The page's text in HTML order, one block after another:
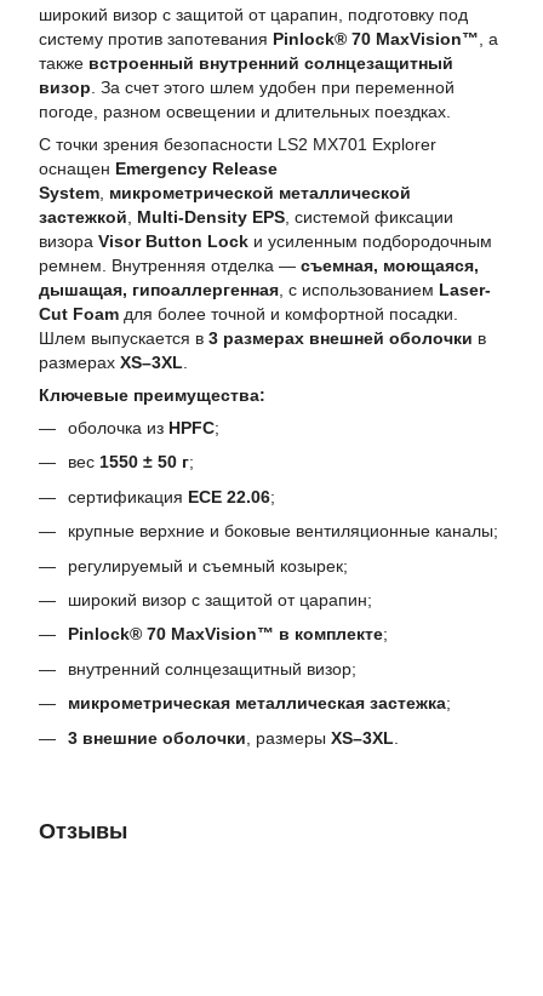
широкий визор с защитой от царапин, подготовку под
систему против запотевания Pinlock® 70 MaxVision™ , а
также встроенный внутренний солнцезащитный
визор . За счет этого шлем удобен при переменной
погоде, разном освещении и длительных поездках.
С точки зрения безопасности LS2 MX701 Explorer
оснащен Emergency Release
System микрометрической металлической
застежкой
Multi-Density EPS , системой фиксации
визора Visor Button Lock и усиленным подбородочным
ремнем. Внутренняя отделка — съемная, моющаяся,
дышащая, гипоаллергенная , с использованием Laser-
Cut Foam для более точной и комфортной посадки.
Шлем выпускается в 3 размерах внешней оболочки в
размерах XS–3XL
Ключевые преимущества:
оболочка из HPFC;
вес 1550 ± 50 г;
сертификация ECE 22.06;
крупные верхние и боковые вентиляционные каналы;
регулируемый и съемный козырек;
широкий визор с защитой от царапин;
Pinlock® 70 MaxVision™ в комплекте;
внутренний солнцезащитный визор;
микрометрическая металлическая застежка;
3 внешние оболочки , размеры XS–3XL
Отзывы